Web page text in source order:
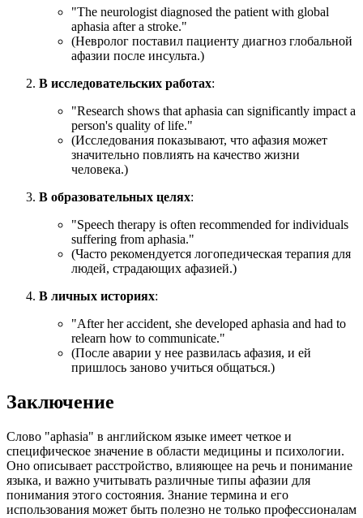
"The neurologist diagnosed the patient with global
aphasia after a stroke."
(Невролог поставил пациенту диагноз глобальной
афазии после инсульта.)
В исследовательских работах:
"Research shows that aphasia can significantly impact a
person's quality of life."
(Исследования показывают, что афазия может
значительно повлиять на качество жизни
человека.)
В образовательных целях:
"Speech therapy is often recommended for individuals
suffering from aphasia."
(Часто рекомендуется логопедическая терапия для
людей, страдающих афазией.)
В личных историях:
"After her accident, she developed aphasia and had to
relearn how to communicate."
(После аварии у нее развилась афазия, и ей
пришлось заново учиться общаться.)
Заключение
Слово "aphasia" в английском языке имеет четкое и
специфическое значение в области медицины и психологии.
Оно описывает расстройство, влияющее на речь и понимание
языка, и важно учитывать различные типы афазии для
понимания этого состояния. Знание термина и его
использования может быть полезно не только профессионалам